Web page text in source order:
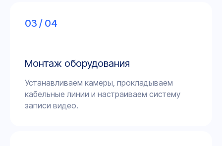
03 / 04
Монтаж оборудования
Устанавливаем камеры, прокладываем
кабельные линии и настраиваем систему
записи видео.